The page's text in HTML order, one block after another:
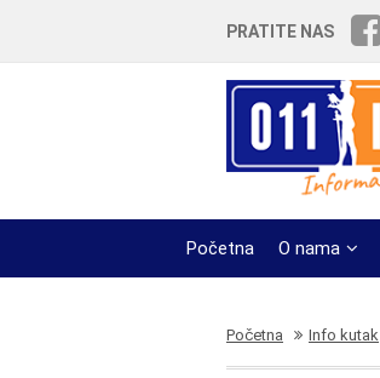
PRATITE NAS
Početna O nama
Početna Info kutak